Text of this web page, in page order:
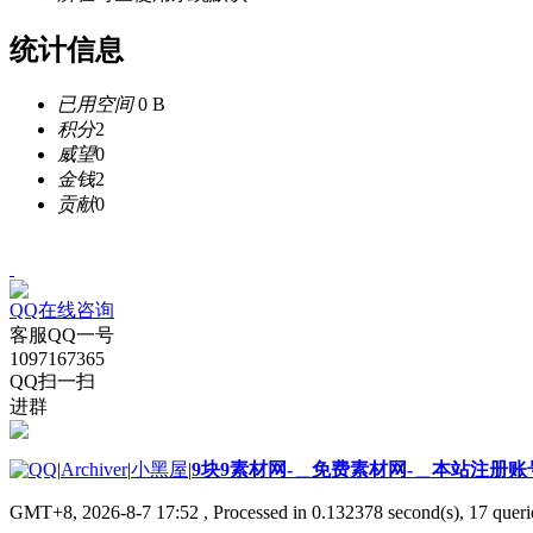
统计信息
已用空间0 B
积分2
威望0
金钱2
贡献0
QQ在线咨询
客服QQ一号
1097167365
QQ扫一扫
进群
|Archiver|小黑屋|9块9素材网-＿免费素材网-＿本站注册账
GMT+8, 2026-8-7 17:52 , Processed in 0.132378 second(s), 17